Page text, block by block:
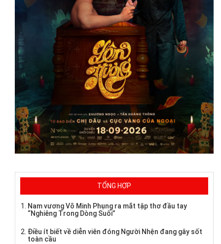
TỔNG HỢP
Nam vương Võ Minh Phụng ra mắt tập thơ đầu tay
“Nghiêng Trong Dòng Suối”
Điều ít biết về diễn viên đóng Người Nhện đang gây sốt
toàn cầu